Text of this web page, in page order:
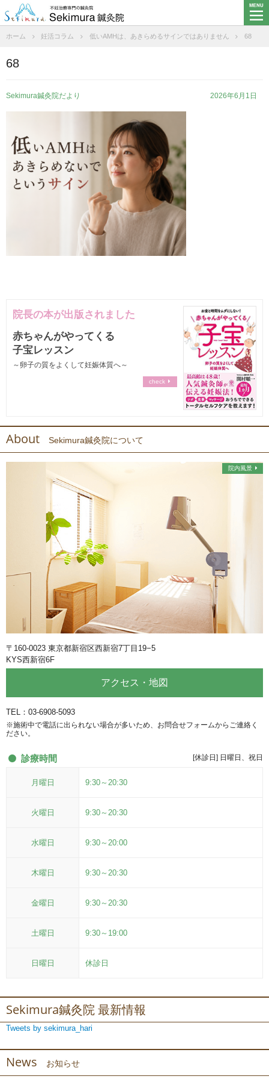
ホーム 妊活コラム 低いAMHは、あきらめるサインではありません 68
68
Sekimura鍼灸院だより 2026年6月1日
院長の本が出版されました
赤ちゃんがやってくる
子宝レッスン
～卵子の質をよくして妊娠体質へ～
check
About Sekimura鍼灸院について
院内風景
〒160-0023 東京都新宿区西新宿7丁目19−5
KYS西新宿6F
アクセス・地図
TEL：03-6908-5093
※施術中で電話に出られない場合が多いため、お問合せフォームからご連絡く
ださい。
診療時間 [休診日] 日曜日、祝日
月曜日 9:30～20:30
火曜日 9:30～20:30
水曜日 9:30～20:00
木曜日 9:30～20:30
金曜日 9:30～20:30
土曜日 9:30～19:00
日曜日 休診日
Sekimura鍼灸院 最新情報
Tweets by sekimura_hari
News お知らせ